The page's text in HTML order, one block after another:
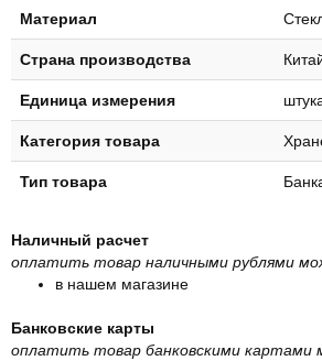
Материал
Страна производства
Единица измерения
Категория товара
Тип товара
Наличный расчет
оплатить товар наличными рублями
в нашем магазине
Банковские карты
оплатить товар банковскими картами